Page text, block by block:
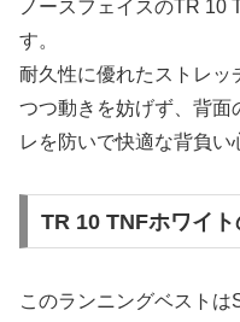
ノースフェイスのTR 10
す。
耐久性に優れたストレッ
つつ動きを妨げず、背面
レを防いで快適な背負い
TR 10 TNFホワイ
このランニングベスト